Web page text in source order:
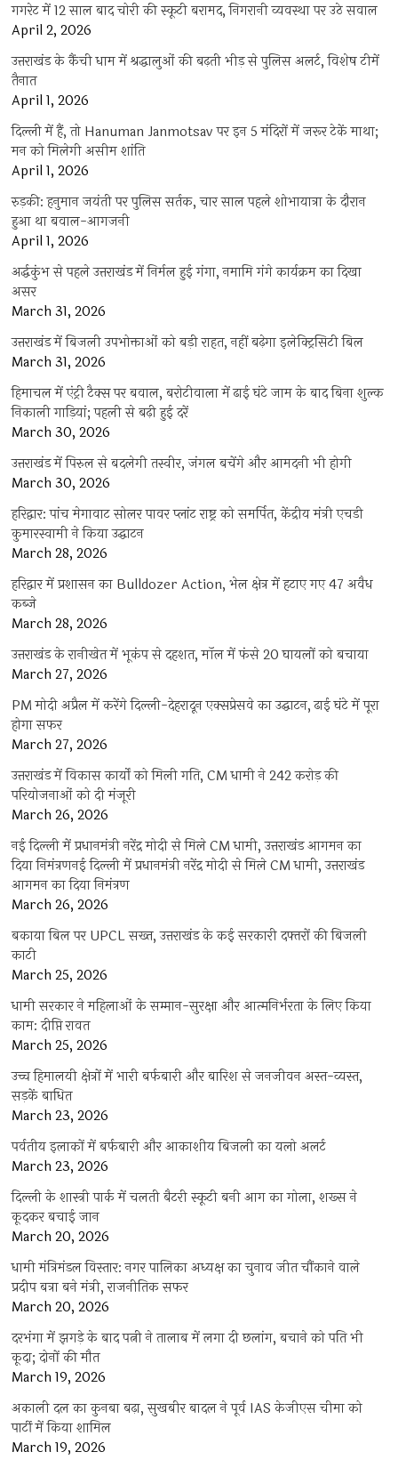
गगरेट में 12 साल बाद चोरी की स्कूटी बरामद, निगरानी व्यवस्था पर उठे सवाल
April 2, 2026
उत्तराखंड के कैंची धाम में श्रद्धालुओं की बढ़ती भीड़ से पुलिस अलर्ट, विशेष टीमें
तैनात
April 1, 2026
दिल्ली में हैं, तो Hanuman Janmotsav पर इन 5 मंदिरों में जरूर टेकें माथा;
मन को मिलेगी असीम शांति
April 1, 2026
रुड़की: हनुमान जयंती पर पुलिस सर्तक, चार साल पहले शोभायात्रा के दौरान
हुआ था बवाल-आगजनी
April 1, 2026
अर्द्धकुंभ से पहले उत्तराखंड में निर्मल हुई गंगा, नमामि गंगे कार्यक्रम का दिखा
असर
March 31, 2026
उत्तराखंड में बिजली उपभोक्ताओं को बड़ी राहत, नहीं बढ़ेगा इलेक्ट्रिसिटी बिल
March 31, 2026
हिमाचल में एंट्री टैक्स पर बवाल, बरोटीवाला में ढाई घंटे जाम के बाद बिना शुल्क
निकाली गाड़ियां; पहली से बढ़ी हुई दरें
March 30, 2026
उत्तराखंड में पिरुल से बदलेगी तस्वीर, जंगल बचेंगे और आमदनी भी होगी
March 30, 2026
हरिद्वार: पांच मेगावाट सोलर पावर प्लांट राष्ट्र को समर्पित, केंद्रीय मंत्री एचडी
कुमारस्वामी ने किया उद्घाटन
March 28, 2026
हरिद्वार में प्रशासन का Bulldozer Action, भेल क्षेत्र में हटाए गए 47 अवैध
कब्जे
March 28, 2026
उत्तराखंड के रानीखेत में भूकंप से दहशत, मॉल में फंसे 20 घायलों को बचाया
March 27, 2026
PM मोदी अप्रैल में करेंगे दिल्ली-देहरादून एक्सप्रेसवे का उद्घाटन, ढाई घंटे में पूरा
होगा सफर
March 27, 2026
उत्तराखंड में विकास कार्यों को मिली गति, CM धामी ने 242 करोड़ की
परियोजनाओं को दी मंजूरी
March 26, 2026
नई दिल्ली में प्रधानमंत्री नरेंद्र मोदी से मिले CM धामी, उत्तराखंड आगमन का
दिया निमंत्रणनई दिल्ली में प्रधानमंत्री नरेंद्र मोदी से मिले CM धामी, उत्तराखंड
आगमन का दिया निमंत्रण
March 26, 2026
बकाया बिल पर UPCL सख्त, उत्तराखंड के कई सरकारी दफ्तरों की बिजली
काटी
March 25, 2026
धामी सरकार ने महिलाओं के सम्मान-सुरक्षा और आत्मनिर्भरता के लिए किया
काम: दीप्ति रावत
March 25, 2026
उच्च हिमालयी क्षेत्रों में भारी बर्फबारी और बारिश से जनजीवन अस्त-व्यस्त,
सड़कें बाधित
March 23, 2026
पर्वतीय इलाकों में बर्फबारी और आकाशीय बिजली का यलो अलर्ट
March 23, 2026
दिल्ली के शास्त्री पार्क में चलती बैटरी स्कूटी बनी आग का गोला, शख्स ने
कूदकर बचाई जान
March 20, 2026
धामी मंत्रिमंडल विस्तार: नगर पालिका अध्यक्ष का चुनाव जीत चौंकाने वाले
प्रदीप बत्रा बने मंत्री, राजनीतिक सफर
March 20, 2026
दरभंगा में झगड़े के बाद पत्नी ने तालाब में लगा दी छलांग, बचाने को पति भी
कूदा; दोनों की मौत
March 19, 2026
अकाली दल का कुनबा बढ़ा, सुखबीर बादल ने पूर्व IAS केजीएस चीमा को
पार्टी में किया शामिल
March 19, 2026